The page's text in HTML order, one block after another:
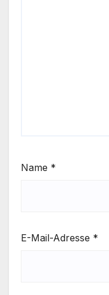
Name *
E-Mail-Adresse *